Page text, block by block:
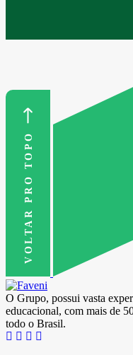
VOLTAR PRO TOPO
O Grupo, possui vasta
educacional, com mais de
todo o Brasil.